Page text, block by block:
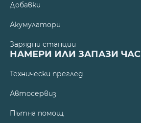
Добавки
Акумулатори
Зарядни станции
НАМЕРИ ИЛИ ЗАПАЗИ ЧАС
Технически преглед
Автосервиз
Пътна помощ